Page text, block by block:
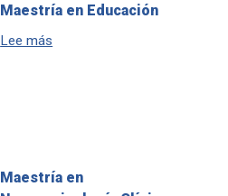
Maestría en Educación
Lee más
Maestría en